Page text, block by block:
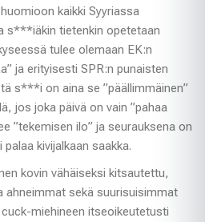
kaikki Syyriassa
s***iäkin tietenkin opetetaan
tulee olemaan EK:n
ja erityisesti SPR:n punaisten
s***i on aina se ”päällimmäinen”
jos joka päivä on vain ”pahaa
”tekemisen ilo” ja seurauksena on
kivijalkaan saakka.
kovin vähäiseksi kitsautettu,
ahneimmat sekä suurisuisimmat
miehineen itseoikeutetusti